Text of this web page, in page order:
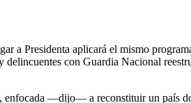
a Presidenta aplicará el mismo
con Guardia Nacional
enfocada —dijo— a reconstituir un país